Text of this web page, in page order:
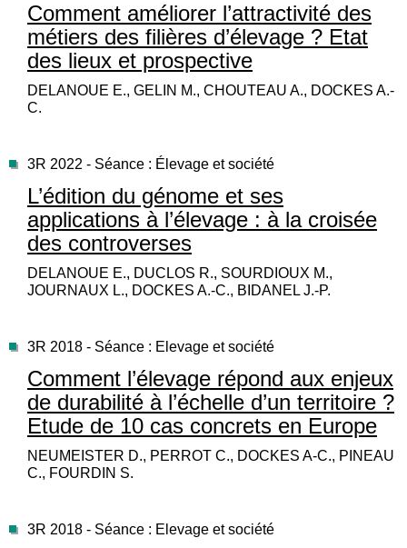
Comment améliorer l’attractivité des
métiers des filières d’élevage ? Etat
des lieux et prospective
DELANOUE E., GELIN M., CHOUTEAU A., DOCKES A.-
C.
3R 2022 - Séance : Élevage et société
L’édition du génome et ses
applications à l’élevage : à la croisée
des controverses
DELANOUE E., DUCLOS R., SOURDIOUX M.,
JOURNAUX L., DOCKES A.-C., BIDANEL J.-P.
3R 2018 - Séance : Elevage et société
Comment l’élevage répond aux enjeux
de durabilité à l’échelle d’un territoire ?
Etude de 10 cas concrets en Europe
NEUMEISTER D., PERROT C., DOCKES A-C., PINEAU
C., FOURDIN S.
3R 2018 - Séance : Elevage et société